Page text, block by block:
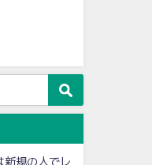
新規の人でレ